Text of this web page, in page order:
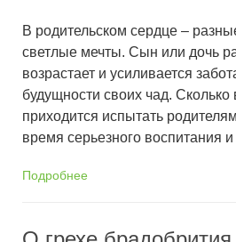
В родительском сердце –
светлые мечты. Сын или дочь
возрастает и усиливается
будущности своих чад. Сколько
приходится испытать
время серьезного воспитания
Подробнее